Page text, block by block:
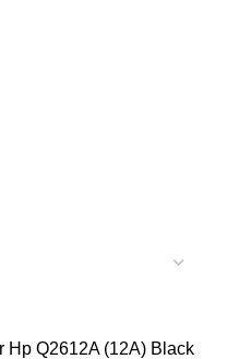
Hp Q2612A (12A) Black